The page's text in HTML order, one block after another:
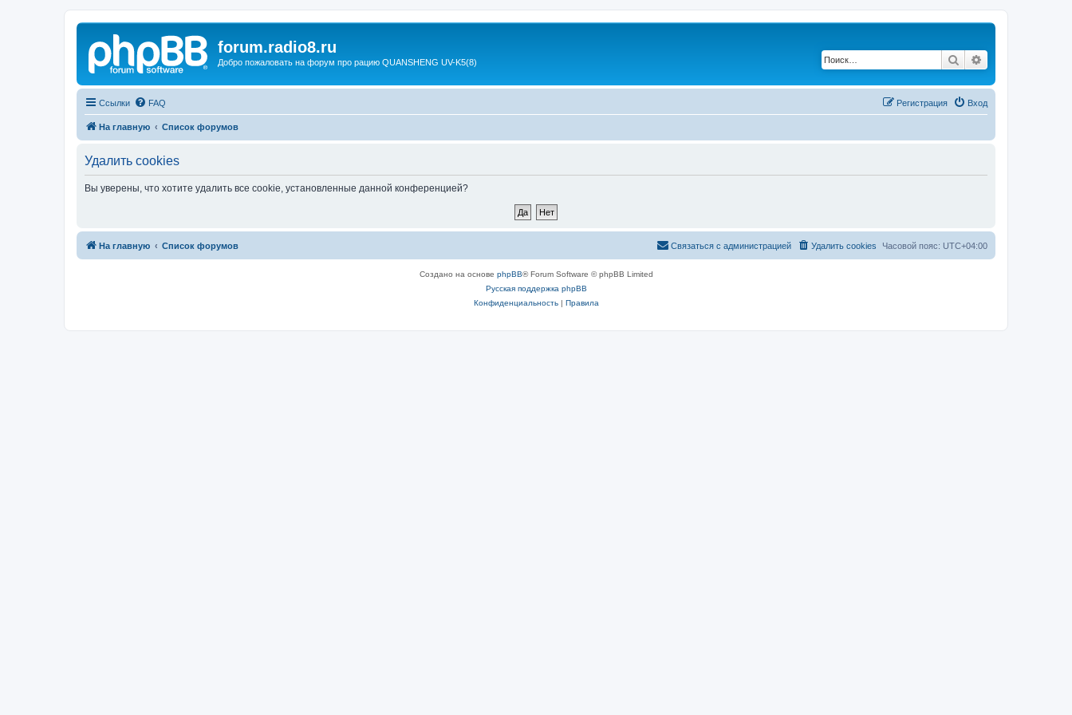
forum.radio8.ru
Добро пожаловать на форум про рацию QUANSHENG UV-K5(8) Поиск
Ссылки FAQ Вход
Регистрация
На главную Список форумов
Удалить cookies
Вы уверены, что хотите удалить все cookie, установленные данной конференцией?
На главную Список форумов Часовой пояс: UTC+04:00
Удалить cookies
Связаться с администрацией
Создано на основе phpBB® Forum Software © phpBB Limited
Русская поддержка phpBB
Конфиденциальность| Правила